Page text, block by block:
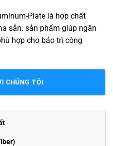
Plate là hợp chất
sẵn. sản phẩm giúp ngăn
hợp cho bảo trì công
CHÚNG TÔI